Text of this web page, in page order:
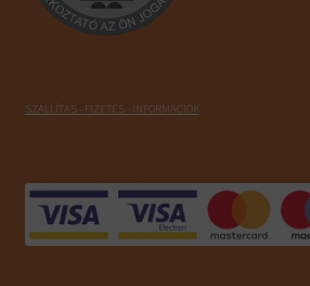
SZÁLLÍTÁS - FIZETÉS - INFORMÁCIÓK